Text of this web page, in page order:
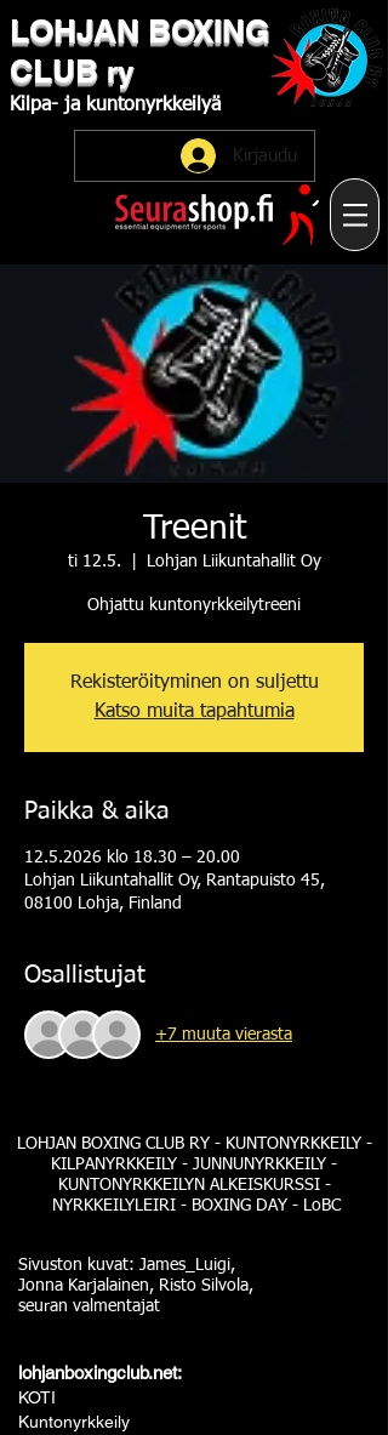
LOHJAN ​BOXING
CLUB ry
Kilpa- ja kuntonyrkkeilyä
Kirjaudu
Treenit
ti 12.5. Lohjan Liikuntahallit Oy
Ohjattu kuntonyrkkeilytreeni
Rekisteröityminen on suljettu
Katso muita tapahtumia
Paikka & aika
12.5.2026 klo 18.30 – 20.00
Lohjan Liikuntahallit Oy, Rantapuisto 45,
08100 Lohja, Finland
Osallistujat
+7 muuta vierasta
LOHJAN BOXING CLUB RY - KUNTONYRKKEILY -
KILPANYRKKEILY - JUNNUNYRKKEILY -
KUNTONYRKKEILYN ALKEISKURSSI -
NYRKKEILYLEIRI - BOXING DAY - LoBC
Sivuston kuvat: James_Luigi,
Jonna Karjalainen, Risto Silvola,
seuran valmentajat
lohjanboxingclub.net:
KOTI
Kuntonyrkkeily